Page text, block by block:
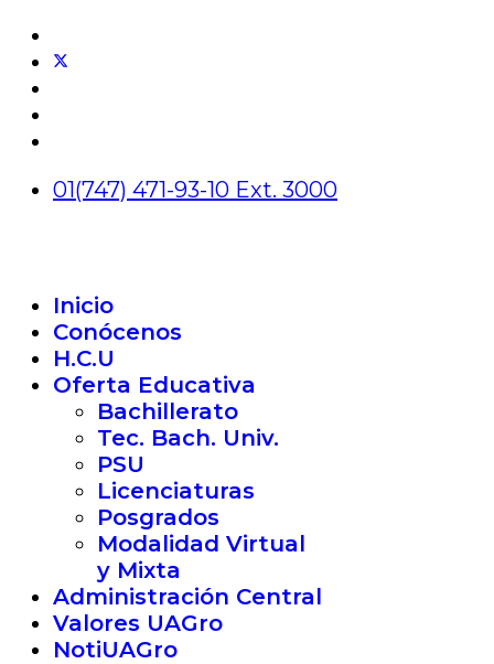
01(747) 471-93-10 Ext. 3000
Inicio
Conócenos
H.C.U
Oferta Educativa
Bachillerato
Tec. Bach. Univ.
PSU
Licenciaturas
Posgrados
Modalidad Virtual
y Mixta
Administración Central
Valores UAGro
NotiUAGro